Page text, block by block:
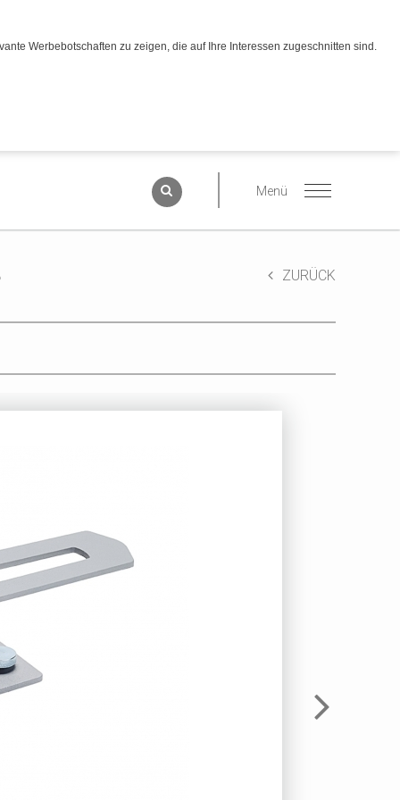
Werbebotschaften zu zeigen, die auf Ihre Interessen zugeschnitten sind.
ZURÜCK